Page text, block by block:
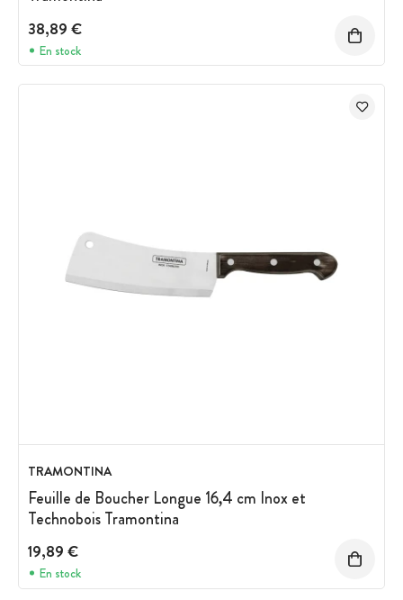
38,89 €
En stock
TRAMONTINA
Feuille de Boucher Longue 16,4 cm Inox et
Technobois Tramontina
19,89 €
En stock